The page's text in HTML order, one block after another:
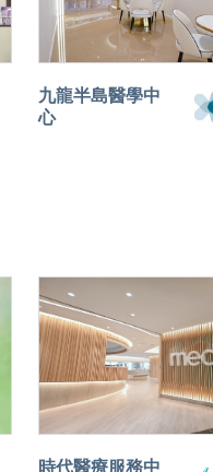
九龍半島醫學中
心
時代醫療服務中